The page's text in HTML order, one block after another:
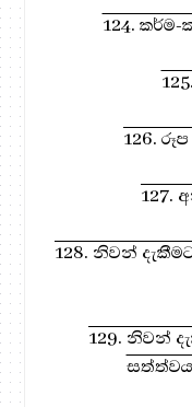
124.
126.
127.
128. නිවන්
129. නිවන්